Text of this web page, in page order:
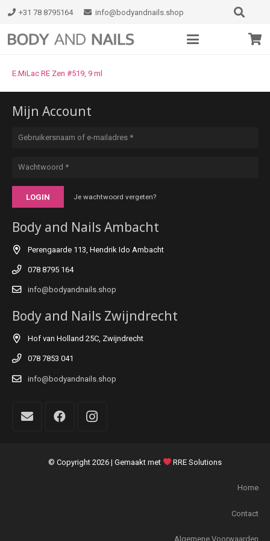
+31 78 8795164 info@bodyandnails.shop
E.MiLac RE Zen #519, 9 ml
Mijn Account
LOGIN Je wachtwoord vergeten?
Body and Nails Ambacht
Perengaarde 113, Hendrik Ido Ambacht
078 8795 164
info@bodyandnails.shop
Body and Nails Zwijndrecht
Hof van Holland 25C, Zwijndrecht
078 7853 041
info@bodyandnails.shop
© Copyright 2026 | Gemaakt met RRE Solutions
Home
Contact
Algemene Voorwaarden